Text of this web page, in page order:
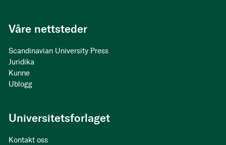
Våre nettsteder
Scandinavian University Press
Juridika
Kunne
Ublogg
Universitetsforlaget
Kontakt oss